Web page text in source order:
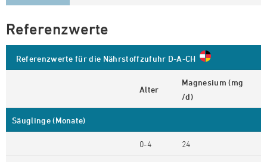
Referenzwerte
Referenzwerte für die Nährstoffzufuhr D-A-CH
Alter
Magnesium (mg
/d)
Säuglinge (Monate)
0-4 24